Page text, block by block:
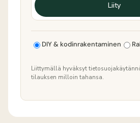
Liity
DIY & kodinrakentaminen
Liittymällä hyväksyt
tilauksen milloin tahansa.